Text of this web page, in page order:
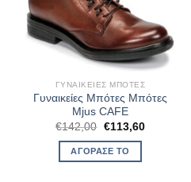
ΓΥΝΑΙΚΕΊΕΣ ΜΠΌΤΕΣ
Γυναικείες Μπότες Μπότες
Mjus CAFE
€142,00 Original
was:
€142,00.
€113,60Η
ΑΓΌΡΑΣΈ ΤΟ